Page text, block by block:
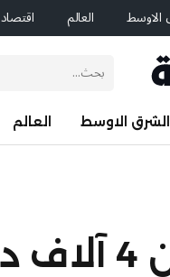
الاوسط العالم اقتصاد
الشرق الاوسط العالم